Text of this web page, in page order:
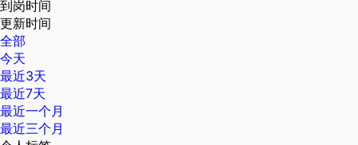
到岗时间
更新时间
全部
今天
最近3天
最近7天
最近一个月
最近三个月